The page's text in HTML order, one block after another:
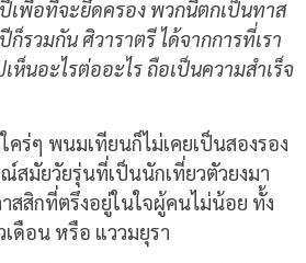
พื่อที่จะยึดครอง พวกนี้ตกเป็นทาส
รวมกัน ศิวาราตรี ได้จากการที่เรา
ห็นอะไรต่ออะไร ถือเป็นความสำเร็จ
ร่ๆ พนมเทียนก็ไม่เคยเป็นสองรอง
สมัยวัยรุ่นที่เป็นนักเที่ยวตัวยงมา
สสิกที่ตรึงอยู่ในใจผู้คนไม่น้อย ทั้ง
เดือน หรือ แววมยุรา